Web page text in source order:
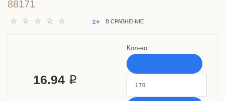
88171
В СРАВНЕНИЕ
16.94 ₽
Кол-во:
-